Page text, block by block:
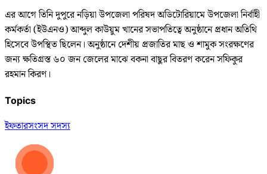
এর আগে তিনি দুপুরে নড়িয়া উপজেলা পরিষদ অডিটোরিয়ামে উপজেলা নির্বাহী
কর্মকর্তা (ইউএনও) আব্দুল কাউয়ুম খানের সভাপতিত্বে অনুষ্ঠানে প্রধান অতিথি
হিসেবে উপস্থিত ছিলেন। অনুষ্ঠানে দেশীয় প্রজাতির মাছ ও শামুক সংরক্ষণের
জন্য ক্ষতিগ্রস্ত ৬০ জন জেলের মাঝে বকনা বাছুর বিতরণ করেন সফিকুর
রহমান কিরণ।
Topics
ইফতারসংসদ সদস্য